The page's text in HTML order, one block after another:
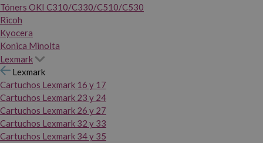
Tóners OKI C310/C330/C510/C530
Ricoh
Kyocera
Konica Minolta
Lexmark
Lexmark
Cartuchos Lexmark 16 y 17
Cartuchos Lexmark 23 y 24
Cartuchos Lexmark 26 y 27
Cartuchos Lexmark 32 y 33
Cartuchos Lexmark 34 y 35